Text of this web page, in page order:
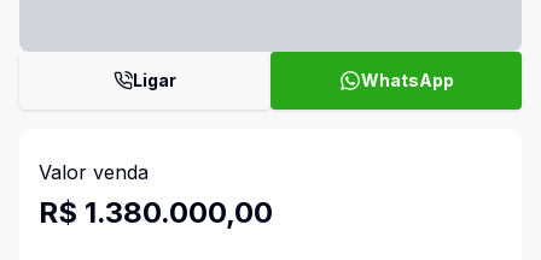
Ligar WhatsApp
Valor venda
R$ 1.380.000,00